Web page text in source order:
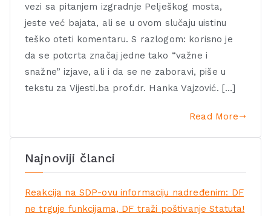
vezi sa pitanjem izgradnje Pelješkog mosta,
jeste već bajata, ali se u ovom slučaju uistinu
teško oteti komentaru. S razlogom: korisno je
da se potcrta značaj jedne tako “važne i
snažne” izjave, ali i da se ne zaboravi, piše u
tekstu za Vijesti.ba prof.dr. Hanka Vajzović. […]
Read More
Najnoviji članci
Reakcija na SDP-ovu informaciju nadređenim: DF
ne trguje funkcijama, DF traži poštivanje Statuta!